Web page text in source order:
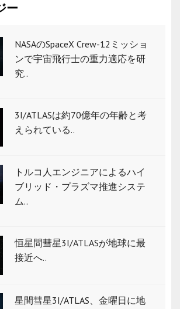
ー
NASAのSpaceX Crew-12ミッショ
ンで宇宙飛行士の重力適応を研
究..
3I/ATLASは約70億年の年齢と考
えられている..
トルコ人エンジニアによるハイ
ブリッド・プラズマ推進システ
ム..
恒星間彗星3I/ATLASが地球に最
接近へ..
星間彗星3I/ATLAS、金曜日に地